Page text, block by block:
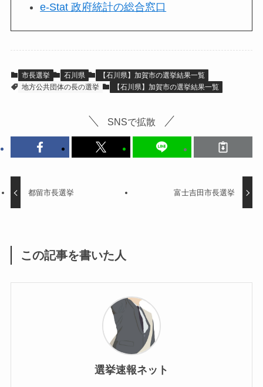
e-Stat 政府統計の総合窓口
市長選挙 石川県
【石川県】加賀市の選挙結果一覧
地方公共団体の長の選挙
【石川県】加賀市の選挙結果一覧
SNSで拡散
都留市長選挙 富士吉田市長選挙
この記事を書いた人
選挙速報ネット